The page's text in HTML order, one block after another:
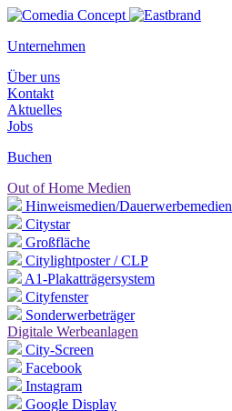
Unternehmen
Über uns
Kontakt
Aktuelles
Jobs
Buchen
Out of Home Medien
Hinweismedien/Dauerwerbemedien
Citystar
Großfläche
Citylightposter / CLP
A1-Plakatträgersystem
Cityfenster
Sonderwerbeträger
Digitale Werbeanlagen
City-Screen
Facebook
Instagram
Google Display